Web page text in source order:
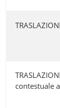
contestuale